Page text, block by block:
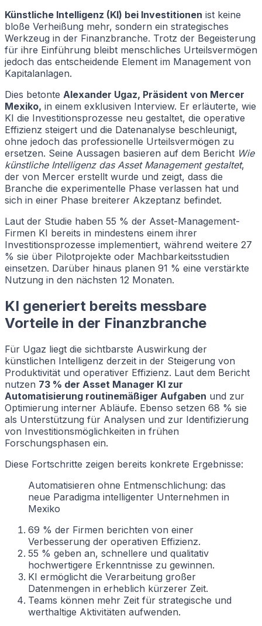
Künstliche Intelligenz (KI) bei Investitionen ist keine
bloße Verheißung mehr, sondern ein strategisches
Werkzeug in der Finanzbranche. Trotz der Begeisterung
für ihre Einführung bleibt menschliches Urteilsvermögen
jedoch das entscheidende Element im Management von
Kapitalanlagen.
Dies betonte Alexander Ugaz, Präsident von Mercer
Mexiko, in einem exklusiven Interview. Er erläuterte, wie
KI die Investitionsprozesse neu gestaltet, die operative
Effizienz steigert und die Datenanalyse beschleunigt,
ohne jedoch das professionelle Urteilsvermögen zu
ersetzen. Seine Aussagen basieren auf dem Bericht Wie
künstliche Intelligenz das Asset Management gestaltet,
der von Mercer erstellt wurde und zeigt, dass die
Branche die experimentelle Phase verlassen hat und
sich in einer Phase breiterer Akzeptanz befindet.
Laut der Studie haben 55 % der Asset-Management-
Firmen KI bereits in mindestens einem ihrer
Investitionsprozesse implementiert, während weitere 27
% sie über Pilotprojekte oder Machbarkeitsstudien
einsetzen. Darüber hinaus planen 91 % eine verstärkte
Nutzung in den nächsten 12 Monaten.
KI generiert bereits messbare
Vorteile in der Finanzbranche
Für Ugaz liegt die sichtbarste Auswirkung der
künstlichen Intelligenz derzeit in der Steigerung von
Produktivität und operativer Effizienz. Laut dem Bericht
nutzen 73 % der Asset Manager KI zur
Automatisierung routinemäßiger Aufgaben und zur
Optimierung interner Abläufe. Ebenso setzen 68 % sie
als Unterstützung für Analysen und zur Identifizierung
von Investitionsmöglichkeiten in frühen
Forschungsphasen ein.
Diese Fortschritte zeigen bereits konkrete Ergebnisse:
Automatisieren ohne Entmenschlichung: das
neue Paradigma intelligenter Unternehmen in
Mexiko
69 % der Firmen berichten von einer
Verbesserung der operativen Effizienz.
55 % geben an, schnellere und qualitativ
hochwertigere Erkenntnisse zu gewinnen.
KI ermöglicht die Verarbeitung großer
Datenmengen in erheblich kürzerer Zeit.
Teams können mehr Zeit für strategische und
werthaltige Aktivitäten aufwenden.